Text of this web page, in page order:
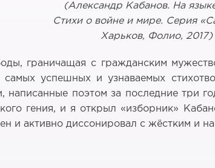
(Александр Кабанов. На
Стихи о войне и мире. Серия
Харьков, Фолио, 2017)
граничащая с гражданским
успешных и узнаваемых
написанные поэтом за последние три
гения, и я открыл «изборник»
и активно диссонировал с жёстким и